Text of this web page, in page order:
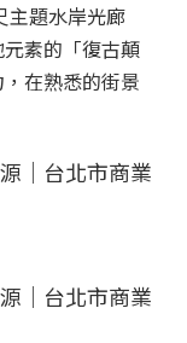
主題水岸光廊
素的「復古顛
在熟悉的街景